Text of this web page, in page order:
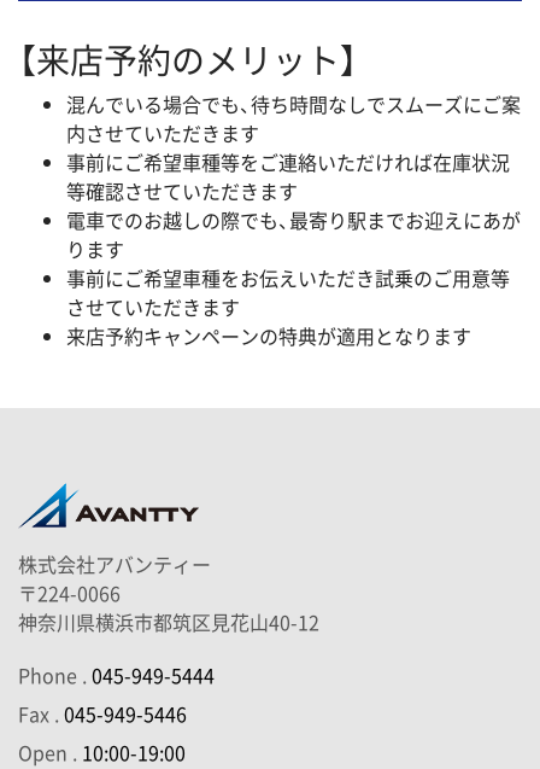
【来店予約のメリット】
混んでいる場合でも、待ち時間なしでスムーズにご案
内させていただきます
事前にご希望車種等をご連絡いただければ在庫状況
等確認させていただきます
電車でのお越しの際でも、最寄り駅までお迎えにあが
ります
事前にご希望車種をお伝えいただき試乗のご用意等
させていただきます
来店予約キャンペーンの特典が適用となります
株式会社アバンティー
〒224-0066
神奈川県横浜市都筑区見花山40-12
Phone .045-949-5444
Fax .045-949-5446
Open . 10:00-19:00